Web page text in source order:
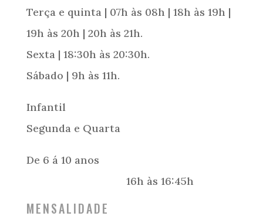
Terça e quinta | 07h às 08h | 18h às 19h |
19h às 20h | 20h às 21h.
Sexta | 18:30h às 20:30h.
Sábado | 9h às 11h.
Infantil
Segunda e Quarta
De 6 á 10 anos
16h às 16:45h
MENSALIDADE